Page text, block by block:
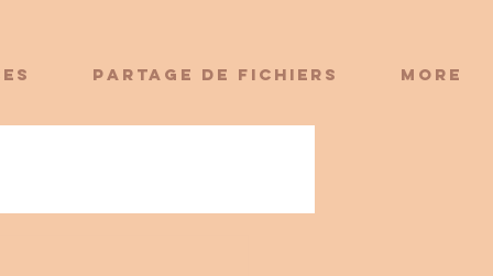
Partage de fichiers More